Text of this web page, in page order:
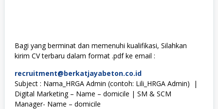
Bagi yang berminat dan memenuhi kualifikasi, Silahkan
kirim CV terbaru dalam format .pdf ke email :
recruitment@berkatjayabeton.co.id
Subject : Nama_HRGA Admin (contoh: Lili_HRGA Admin) |
Digital Marketing – Name – domicile | SM & SCM
Manager- Name – domicile